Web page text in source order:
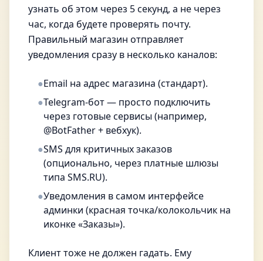
узнать об этом через 5 секунд, а не через
час, когда будете проверять почту.
Правильный магазин отправляет
уведомления сразу в несколько каналов:
●Email на адрес магазина (стандарт).
●Telegram-бот — просто подключить
через готовые сервисы (например,
@BotFather + вебхук).
●SMS для критичных заказов
(опционально, через платные шлюзы
типа SMS.RU).
●Уведомления в самом интерфейсе
админки (красная точка/колокольчик на
иконке «Заказы»).
Клиент тоже не должен гадать. Ему